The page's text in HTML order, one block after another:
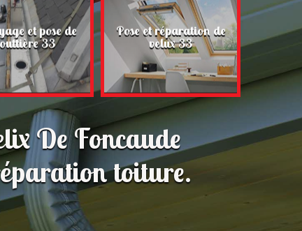
et pose de
33
Pose et réparation de
velux 33
De Foncaude
toiture.